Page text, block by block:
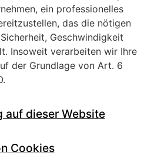
ein professionelles
das die nötigen
Geschwindigkeit
Insoweit verarbeiten wir Ihre
der Grundlage von Art. 6
auf dieser Website
Cookies